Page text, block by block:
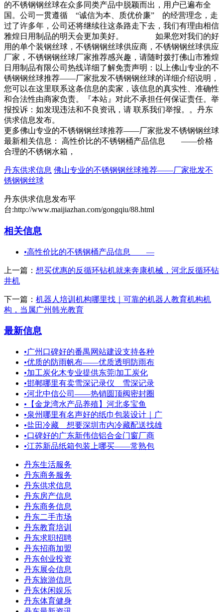
的不锈钢钢丝球在众多同类产品中脱颖而出，用户已遍布全
国。公司一贯遵循 “诚信为本、质优价廉” 的经营理念，走
过了许多年，公司还将继续往这条路走下去，我们有理由相信
雅煌日用制品的明天会更加美好。 如果您对我们的好
用的单个装钢丝球，不锈钢钢丝球供应商，不锈钢钢丝球供应
厂家，不锈钢钢丝球厂家推荐感兴趣，请随时拨打佛山市雅煌
日用制品有限公司热线详细了解免责声明：以上佛山专业的不
锈钢钢丝球推荐——厂家批发不锈钢钢丝球的详细介绍说明，
您可以在这里联系这条信息的卖家，该信息的真实性、准确性
和合法性由商家负责。『本站』对此不承担任何保证责任。举
报投诉：如发现违法和不良资讯，请 联系我们举报。。丹东
供求信息发布。
更多佛山专业的不锈钢钢丝球推荐——厂家批发不锈钢钢丝球
最新相关信息： 高性价比的不锈钢桶产品信息 ——价格
合理的不锈钢水箱，
丹东供求信息 佛山专业的不锈钢钢丝球推荐——厂家批发不
锈钢钢丝球
丹东供求信息发布平
台:http://www.maijiazhan.com/gongqiu/88.html
相关信息
•高性价比的不锈钢桶产品信息 —
上一篇： 想买优惠的反循环钻机就来奔康机械，河北反循环钻
井机
下一篇： 机器人培训机构哪里找｜可靠的机器人教育机构机
构，当属广州韩光教育
最新信息
•广州口碑好的番禺网站建设支持各种
•优质的防雨帆布——优质透明防雨布
•加工炭化木专业提供东莞|加工炭化
•邯郸哪里有卖雪深记录仪 雪深记录
•河北中信公司——热销圆顶阀密封圈
• 【金龙湾水产品养殖】河北多宝鱼
•泉州哪里有名声好的纸巾包装设计｜广
•盐田冷藏＿想要深圳市内冷藏配送找雄
•口碑好的广东新伟信铝合金门窗厂商
•江苏新品纸箱包装上哪买——常熟包
丹东生活服务
丹东商务服务
丹东供求信息
丹东房产信息
丹东商务信息
丹东二手市场
丹东教育培训
丹东求职招聘
丹东招商加盟
丹东创业投资
丹东展会信息
丹东旅游信息
丹东休闲娱乐
丹东体育健身